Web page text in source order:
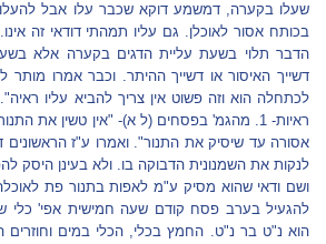
שעלו בקערה, דמשמע דוקא שכבר עלו אבל
בכותח אסור לאוכלן. גם עליו תמהתי דודאי זה
הדבר תלוי בשעת עליית הדגים בקערה אלא
דשייך האיסור או דשייך ההיתר. וכבר אמרו מותר
לכתחלה הוא וזה פשוט אין צריך להביא עליו
ראיות- 1. מהגמ' בפסחים (ל א)- "אין טשין את
אסורה עד שיסיק את התנור". ואמרו ע"ז הראשונים
לנקות את השמנונית הדבוקה בו. ולא בעינן היסק
להגעיל בערב פסח קודם שעה חמישית אפי' כלי
הוא נ"ט בר נ"ט. החמץ בכלי, הכלי במים וחוזרים